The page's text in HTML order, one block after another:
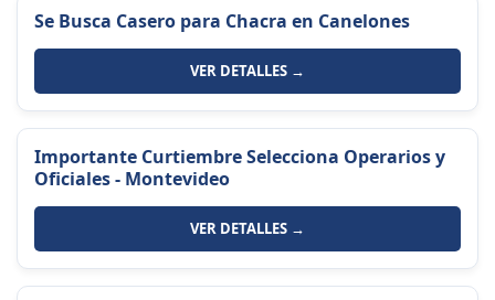
Se Busca Casero para Chacra en Canelones
VER DETALLES →
Importante Curtiembre Selecciona Operarios y
Oficiales - Montevideo
VER DETALLES →